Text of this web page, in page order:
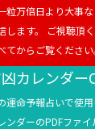
粒万倍日より大事な
します。 ご視聴頂
てからご覧ください
カレンダ
運命予報占いで使
ンダーのPDFファイ